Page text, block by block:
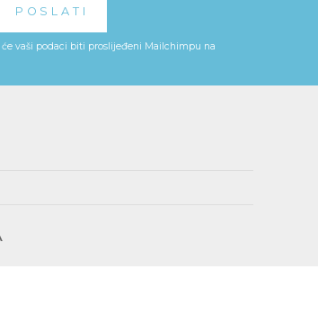
vaši podaci biti proslijeđeni Mailchimpu na